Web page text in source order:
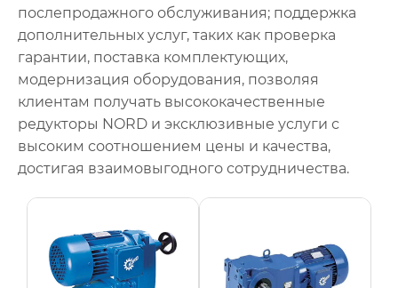
послепродажного обслуживания; поддержка
дополнительных услуг, таких как проверка
гарантии, поставка комплектующих,
модернизация оборудования, позволяя
клиентам получать высококачественные
редукторы NORD и эксклюзивные услуги с
высоким соотношением цены и качества,
достигая взаимовыгодного сотрудничества.